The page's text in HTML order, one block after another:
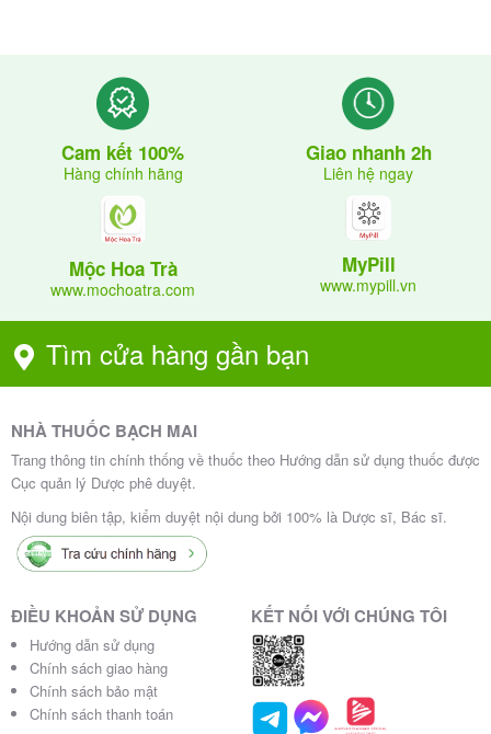
Cam kết 100%
Hàng chính hãng
Giao nhanh 2h
Liên hệ ngay
Mộc Hoa Trà
www.mochoatra.com
MyPill
www.mypill.vn
Tìm cửa hàng gần bạn
NHÀ THUỐC BẠCH MAI
Trang thông tin chính thống về thuốc theo Hướng dẫn sử dụng thuốc được
Cục quản lý Dược phê duyệt.
Nội dung biên tập, kiểm duyệt nội dung bởi 100% là Dược sĩ, Bác sĩ.
ĐIỀU KHOẢN SỬ DỤNG
Hướng dẫn sử dụng
Chính sách giao hàng
Chính sách bảo mật
Chính sách thanh toán
KẾT NỐI VỚI CHÚNG TÔI